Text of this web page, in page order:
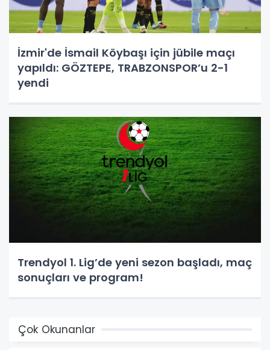
İzmir'de İsmail Köybaşı için jübile maçı
yapıldı: GÖZTEPE, TRABZONSPOR’u 2-1
yendi
Trendyol 1. Lig’de yeni sezon başladı, maç
sonuçları ve program!
Çok Okunanlar